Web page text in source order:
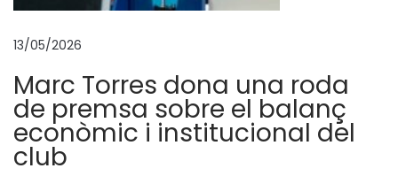
i
t
n
l
’
I
13/05/2026
Marc Torres dona una roda
de premsa sobre el balanç
econòmic i institucional del
club